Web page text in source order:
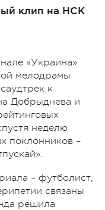
клип на НСК
«Украина»
мелодрамы
к
Добрыднева и
неделю
поклонников –
– футболист,
связаны
решила